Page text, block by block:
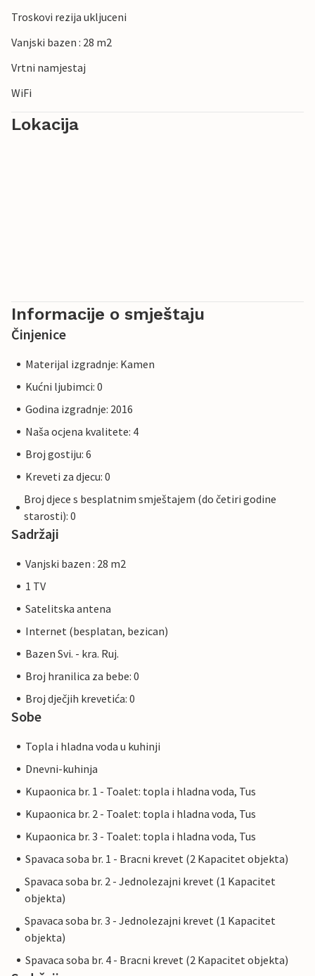
Troskovi rezija ukljuceni
Vanjski bazen : 28 m2
Vrtni namjestaj
WiFi
Lokacija
Informacije o smještaju
Činjenice
Materijal izgradnje: Kamen
Kućni ljubimci: 0
Godina izgradnje: 2016
Naša ocjena kvalitete: 4
Broj gostiju: 6
Kreveti za djecu: 0
Broj djece s besplatnim smještajem (do četiri godine
starosti): 0
Sadržaji
Vanjski bazen : 28 m2
1 TV
Satelitska antena
Internet (besplatan, bezican)
Bazen Svi. - kra. Ruj.
Broj hranilica za bebe: 0
Broj dječjih krevetića: 0
Sobe
Topla i hladna voda u kuhinji
Dnevni-kuhinja
Kupaonica br. 1 - Toalet: topla i hladna voda, Tus
Kupaonica br. 2 - Toalet: topla i hladna voda, Tus
Kupaonica br. 3 - Toalet: topla i hladna voda, Tus
Spavaca soba br. 1 - Bracni krevet (2 Kapacitet objekta)
Spavaca soba br. 2 - Jednolezajni krevet (1 Kapacitet
objekta)
Spavaca soba br. 3 - Jednolezajni krevet (1 Kapacitet
objekta)
Spavaca soba br. 4 - Bracni krevet (2 Kapacitet objekta)